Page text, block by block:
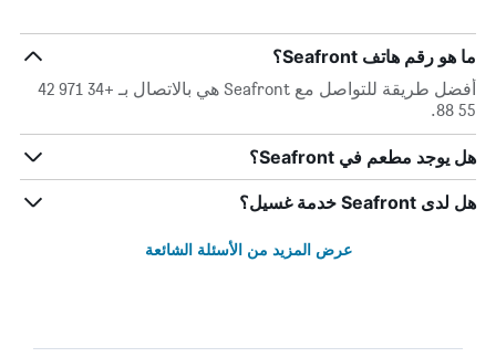
ما هو رقم هاتف Seafront؟
أفضل طريقة للتواصل مع Seafront هي بالاتصال بـ +34 971 42
55 88.
هل يوجد مطعم في Seafront؟
هل لدى Seafront خدمة غسيل؟
عرض المزيد من الأسئلة الشائعة